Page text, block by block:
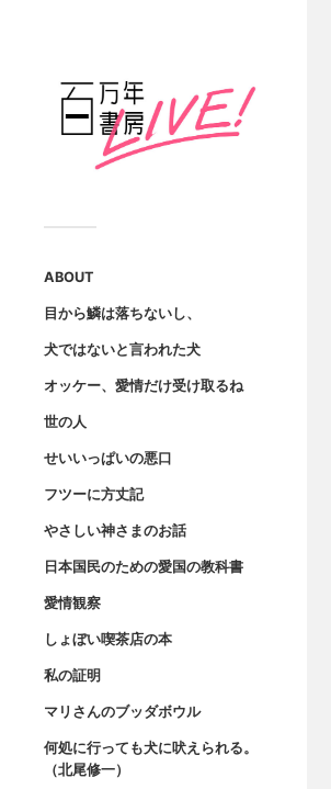
ABOUT
目から鱗は落ちないし、
犬ではないと言われた犬
オッケー、愛情だけ受け取るね
世の人
せいいっぱいの悪口
フツーに方丈記
やさしい神さまのお話
日本国民のための愛国の教科書
愛情観察
しょぼい喫茶店の本
私の証明
マリさんのブッダボウル
何処に行っても犬に吠えられる。
（北尾修一）